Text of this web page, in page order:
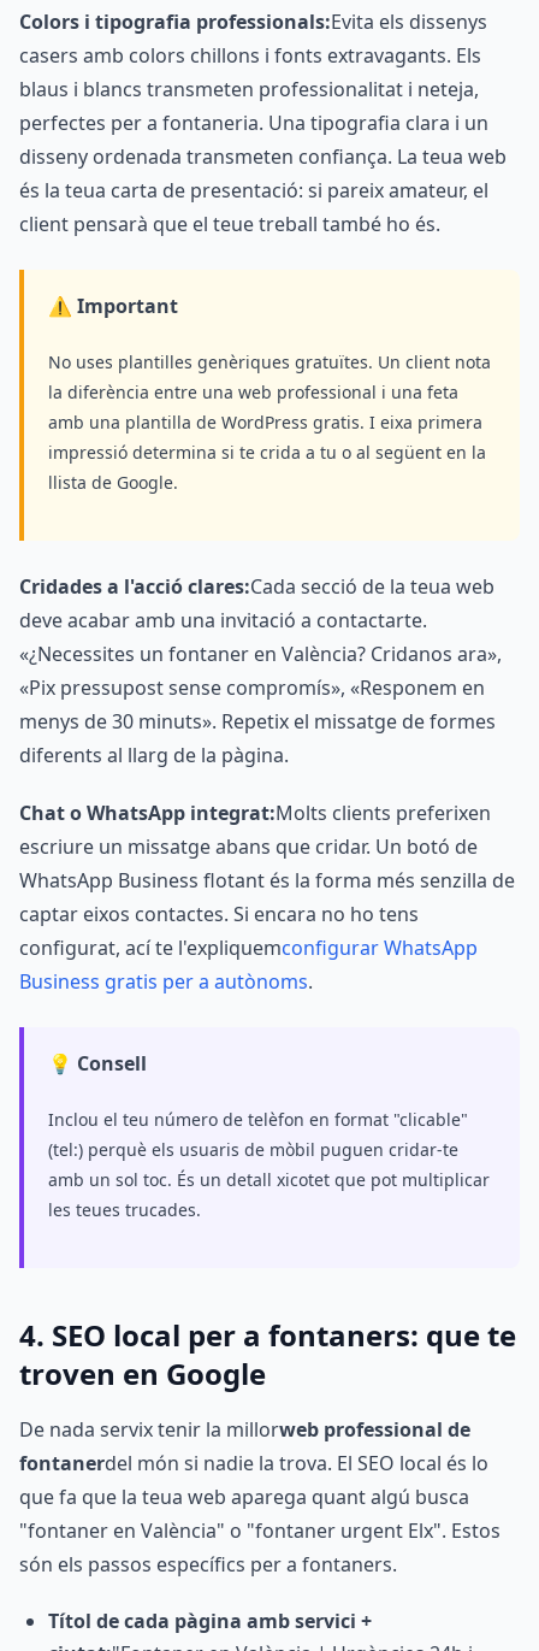
Colors i tipografia professionals:Evita els dissenys
casers amb colors chillons i fonts extravagants. Els
blaus i blancs transmeten professionalitat i neteja,
perfectes per a fontaneria. Una tipografia clara i un
disseny ordenada transmeten confiança. La teua web
és la teua carta de presentació: si pareix amateur, el
client pensarà que el teue treball també ho és.
⚠️ Important
No uses plantilles genèriques gratuïtes. Un client nota
la diferència entre una web professional i una feta
amb una plantilla de WordPress gratis. I eixa primera
impressió determina si te crida a tu o al següent en la
llista de Google.
Cridades a l'acció clares:Cada secció de la teua web
deve acabar amb una invitació a contactarte.
«¿Necessites un fontaner en València? Cridanos ara»,
«Pix pressupost sense compromís», «Responem en
menys de 30 minuts». Repetix el missatge de formes
diferents al llarg de la pàgina.
Chat o WhatsApp integrat:Molts clients preferixen
escriure un missatge abans que cridar. Un botó de
WhatsApp Business flotant és la forma més senzilla de
captar eixos contactes. Si encara no ho tens
configurat, ací te l'expliquemconfigurar WhatsApp
Business gratis per a autònoms.
💡 Consell
Inclou el teu número de telèfon en format "clicable"
(tel:) perquè els usuaris de mòbil puguen cridar-te
amb un sol toc. És un detall xicotet que pot multiplicar
les teues trucades.
4. SEO local per a fontaners: que te
troven en Google
De nada servix tenir la millorweb professional de
fontanerdel món si nadie la trova. El SEO local és lo
que fa que la teua web aparega quant algú busca
"fontaner en València" o "fontaner urgent Elx". Estos
són els passos específics per a fontaners.
Títol de cada pàgina amb servici +